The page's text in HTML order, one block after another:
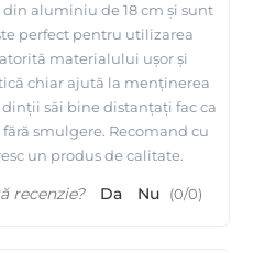
aluminiu de 18 cm și sunt
perfect pentru utilizarea
materialului ușor și
chiar ajută la menținerea
săi bine distanțați fac ca
smulgere. Recomand cu
un produs de calitate.
recenzie? Da Nu (0/0)